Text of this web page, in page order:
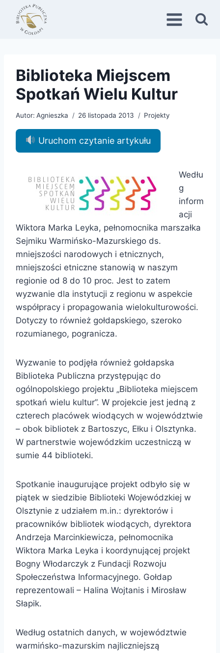
Przejdź
treści
Biblioteka Miejscem
Spotkań Wielu Kultur
Autor: Agnieszka 26 listopada 2013 Projekty
Uruchom czytanie artykułu
Wedłu
g
inform
acji
Wiktora Marka Leyka, pełnomocnika marszałka
Sejmiku Warmińsko-Mazurskiego ds.
mniejszości narodowych i etnicznych,
mniejszości etniczne stanowią w naszym
regionie od 8 do 10 proc. Jest to zatem
wyzwanie dla instytucji z regionu w aspekcie
współpracy i propagowania wielokulturowości.
Dotyczy to również gołdapskiego, szeroko
rozumianego, pogranicza.
Wyzwanie to podjęła również gołdapska
Biblioteka Publiczna przystępując do
ogólnopolskiego projektu „Biblioteka miejscem
spotkań wielu kultur”. W projekcie jest jedną z
czterech placówek wiodących w województwie
– obok bibliotek z Bartoszyc, Ełku i Olsztynka.
W partnerstwie wojewódzkim uczestniczą w
sumie 44 biblioteki.
Spotkanie inaugurujące projekt odbyło się w
piątek w siedzibie Biblioteki Wojewódzkiej w
Olsztynie z udziałem m.in.: dyrektorów i
pracowników bibliotek wiodących, dyrektora
Andrzeja Marcinkiewicza, pełnomocnika
Wiktora Marka Leyka i koordynującej projekt
Bogny Włodarczyk z Fundacji Rozwoju
Społeczeństwa Informacyjnego. Gołdap
reprezentowali – Halina Wojtanis i Mirosław
Słapik.
Według ostatnich danych, w województwie
warmińsko-mazurskim najliczniejszą